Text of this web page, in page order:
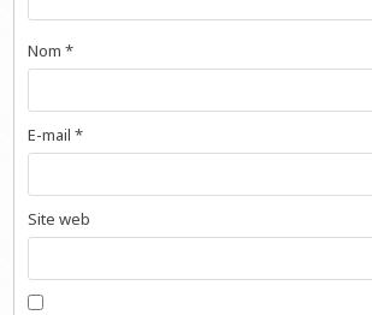
Nom*
E-mail*
Site web